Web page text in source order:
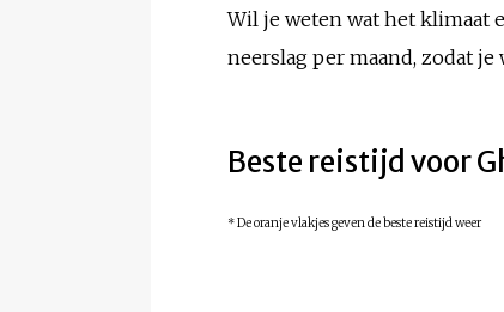
Wil je weten wat het klimaat
neerslag per maand, zodat
Beste reistijd voor
* De oranje vlakjes geven de beste reistijd weer